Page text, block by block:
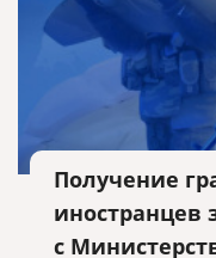
Получение
иностранцев
с